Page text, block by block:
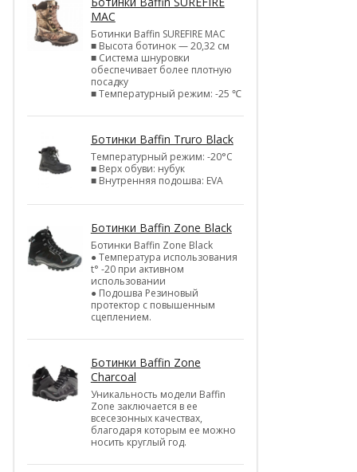
MAC
Ботинки Baffin SUREFIRE MAC
■ Высота ботинок — 20,32 см
■ Система шнуровки
обеспечивает более плотную
посадку
■ Температурный режим: -25 ℃
Ботинки Baffin Truro Black
Температурный режим: -20°С
■ Верх обуви: нубук
■ Внутренняя подошва: EVA
Ботинки Baffin Zone Black
Ботинки Baffin Zone Black
● Температура использования
t° -20 при активном
использовании
● Подошва Резиновый
протектор с повышенным
сцеплением.
Ботинки Baffin Zone
Charcoal
Уникальность модели Baffin
Zone заключается в ее
всесезонных качествах,
благодаря которым ее можно
носить круглый год.